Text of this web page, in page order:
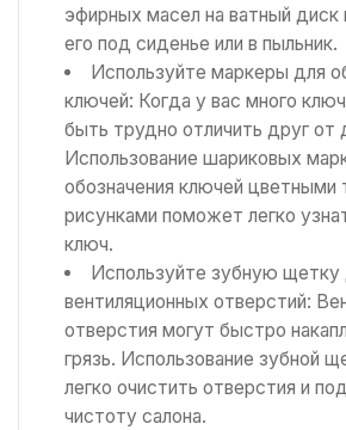
эфирных масел на ватный диск
его под сиденье или в пыльник.
Используйте маркеры для
ключей: Когда у вас много
быть трудно отличить друг от
Использование шариковых
обозначения ключей цветными
рисунками поможет легко
ключ.
Используйте зубную щетку
вентиляционных отверстий:
отверстия могут быстро
грязь. Использование зубной
легко очистить отверстия и
чистоту салона.